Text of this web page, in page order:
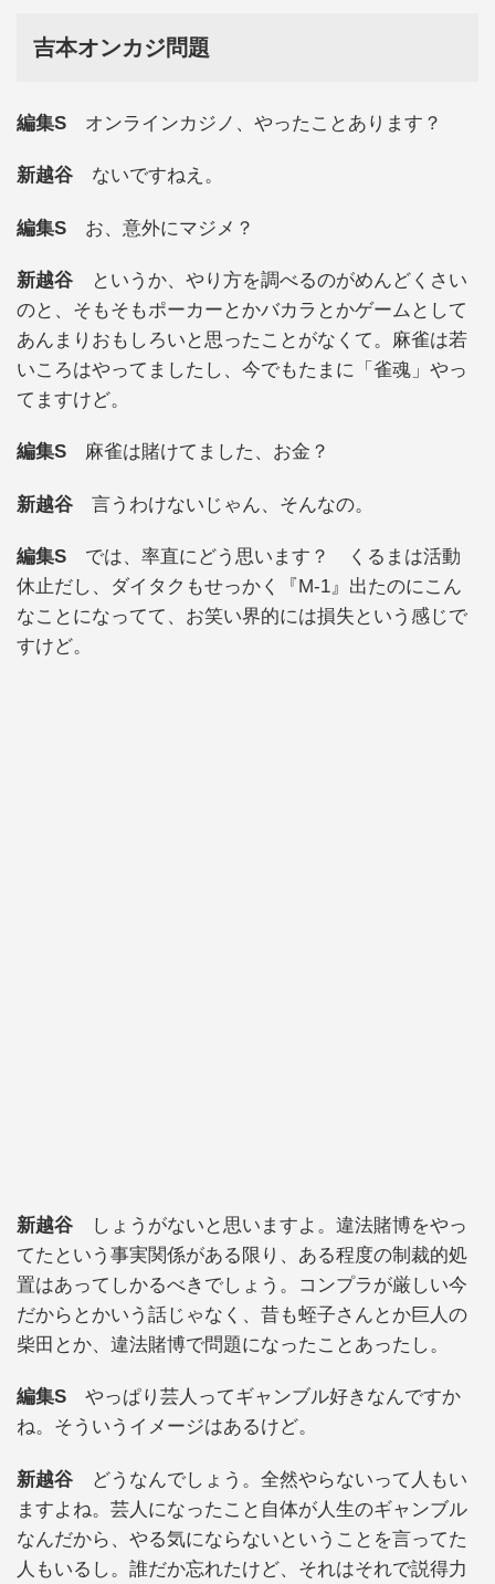
吉本オンカジ問題
編集S オンラインカジノ、やったことあります？
新越谷 ないですねえ。
編集S お、意外にマジメ？
新越谷
というか、やり方を調べるのがめんどくさい
のと、そもそもポーカーとかバカラとかゲームとして
あんまりおもしろいと思ったことがなくて。麻雀は若
いころはやってましたし、今でもたまに「雀魂」やっ
てますけど。
編集S 麻雀は賭けてました、お金？
新越谷 言うわけないじゃん、そんなの。
編集S では、率直にどう思います？ くるまは活動
休止だし、ダイタクもせっかく『M-1』出たのにこん
なことになってて、お笑い界的には損失という感じで
すけど。
新越谷
しょうがないと思いますよ。違法賭博をやっ
てたという事実関係がある限り、ある程度の制裁的処
置はあってしかるべきでしょう。コンプラが厳しい今
だからとかいう話じゃなく、昔も蛭子さんとか巨人の
柴田とか、違法賭博で問題になったことあったし。
編集S やっぱり芸人ってギャンブル好きなんですか
ね。そういうイメージはあるけど。
新越谷
どうなんでしょう。全然やらないって人もい
ますよね。芸人になったこと自体が人生のギャンブル
なんだから、やる気にならないということを言ってた
人もいるし。誰だか忘れたけど、それはそれで説得力